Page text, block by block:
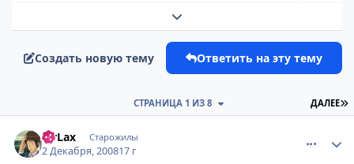
Развернуть обзор темы
Создать новую тему Ответить на эту тему
ДАЛЕЕ
СТРАНИЦА 1 ИЗ 8
MrLax Старожилы
2 Декабря, 200817 г